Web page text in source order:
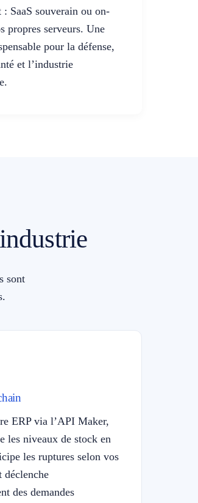
: SaaS souverain ou on-
propres serveurs. Une
pour la défense,
et l’industrie
sont
ERP via l’API Maker,
les niveaux de stock en
les ruptures selon vos
déclenche
des demandes